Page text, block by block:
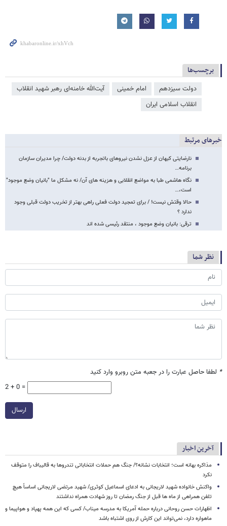
برچسب‌ها
دولت سیزدهم امام خمینی
آیت‌الله خامنه‌ای رهبر شهید انقلاب
انقلاب اسلامی ایران
خبرهای مرتبط
نارضایتی کیهان از عزل نشدن نیروهای باتجربه از بدنه دولت/ چرا مدیران سازمان
برنامه…
نگاه هاشمی طبا به مواضع انقلابی و هزینه های آن/ نه مشکل ما "بانیان وضع موجود"
است،…
حالا وقتش نیست! / برای تمجید دولت فعلی راهی بهتر از تخریب دولت قبلی وجود
ندارد ؟
ترقی: بانیان وضع موجود ، منتقد رئیسی شده اند
نظر شما
* لطفا حاصل عبارت را در جعبه متن روبرو وارد کنید
2 + 0 =
ارسال
آخرین اخبار
مذاکره بهانه است؛ انتخابات نشانه؟/ جنگ هم حملات انتخاباتی تندروها به قالیباف را متوقف
نکرد
واکنش خانواده شهید لاریجانی به ادعای اسماعیل کوثری/ شهید مرتضی لاریجانی اساساً هیچ
تلفن همراهی از ماه ها قبل از جنگ رمضان تا روز شهادت همراه نداشتند
اظهارات حسن روحانی درباره حمله آمریکا به مدرسه میناب/ کسی که این همه پهپاد و هواپیما و
ماهواره دارد، نمی‌تواند این کارش از روی اشتباه باشد